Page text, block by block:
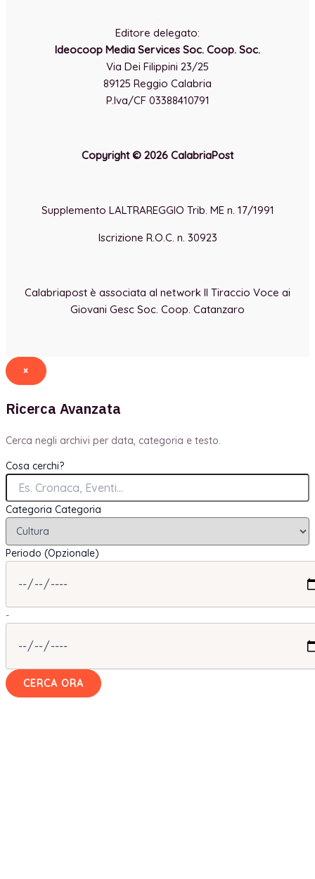
Editore delegato:
Ideocoop Media Services Soc. Coop. Soc.
Via Dei Filippini 23/25
89125 Reggio Calabria
P.Iva/CF 03388410791
Copyright © 2026 CalabriaPost
Supplemento LALTRAREGGIO Trib. ME n. 17/1991
Iscrizione R.O.C. n. 30923
Calabriapost è associata al network Il Tiraccio Voce ai
Giovani Gesc Soc. Coop. Catanzaro
×
Ricerca Avanzata
Cerca negli archivi per data, categoria e testo.
Cosa cerchi?
Categoria Categoria
Periodo (Opzionale)
-
CERCA ORA